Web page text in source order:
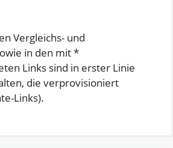
Vergleichs- und
in den mit *
Links sind in erster Linie
die verprovisioniert
Links).